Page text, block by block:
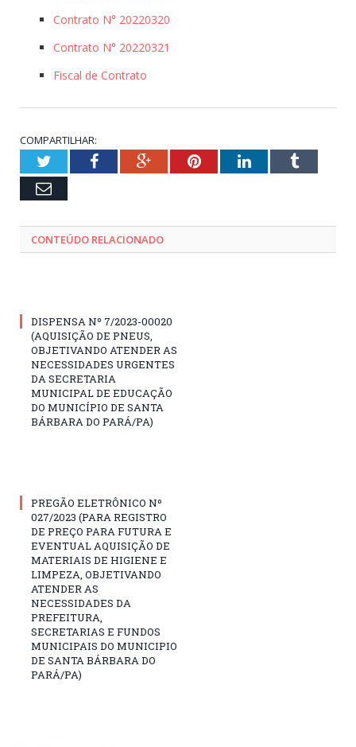
Contrato N° 20220320
Contrato N° 20220321
Fiscal de Contrato
COMPARTILHAR:
TwitterFacebookGoogle+PinterestLinkedInTumblr
Email
CONTEÚDO RELACIONADO
DISPENSA Nº 7/2023-00020
(AQUISIÇÃO DE PNEUS,
OBJETIVANDO ATENDER AS
NECESSIDADES URGENTES
DA SECRETARIA
MUNICIPAL DE EDUCAÇÃO
DO MUNICÍPIO DE SANTA
BÁRBARA DO PARÁ/PA)
PREGÃO ELETRÔNICO Nº
027/2023 (PARA REGISTRO
DE PREÇO PARA FUTURA E
EVENTUAL AQUISIÇÃO DE
MATERIAIS DE HIGIENE E
LIMPEZA, OBJETIVANDO
ATENDER AS
NECESSIDADES DA
PREFEITURA,
SECRETARIAS E FUNDOS
MUNICIPAIS DO MUNICIPIO
DE SANTA BÁRBARA DO
PARÁ/PA)